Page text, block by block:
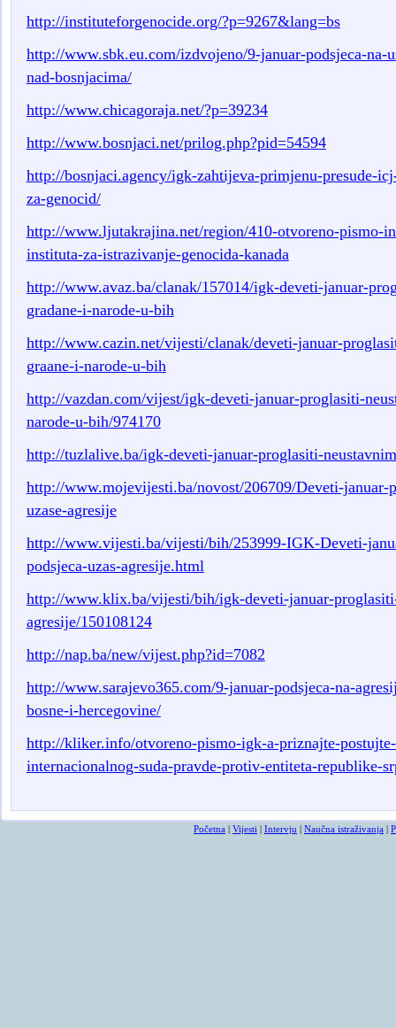
http://instituteforgenocide.org/?p=9267&lang=bs
http://www.sbk.eu.com/izdvojeno/9-januar-podsjeca-na-
nad-bosnjacima/
http://www.chicagoraja.net/?p=39234
http://www.bosnjaci.net/prilog.php?pid=54594
http://bosnjaci.agency/igk-zahtijeva-primjenu-presude-
za-genocid/
http://www.ljutakrajina.net/region/410-otvoreno-pismo-
instituta-za-istrazivanje-genocida-kanada
http://www.avaz.ba/clanak/157014/igk-deveti-januar-
gradane-i-narode-u-bih
http://www.cazin.net/vijesti/clanak/deveti-januar-
graane-i-narode-u-bih
http://vazdan.com/vijest/igk-deveti-januar-proglasiti-
narode-u-bih/974170
http://tuzlalive.ba/igk-deveti-januar-proglasiti-
http://www.mojevijesti.ba/novost/206709/Deveti-januar-
uzase-agresije
http://www.vijesti.ba/vijesti/bih/253999-IGK-Deveti-
podsjeca-uzas-agresije.html
http://www.klix.ba/vijesti/bih/igk-deveti-januar-
agresije/150108124
http://nap.ba/new/vijest.php?id=7082
http://www.sarajevo365.com/9-januar-podsjeca-na-
bosne-i-hercegovine/
http://kliker.info/otvoreno-pismo-igk-a-priznajte-
internacionalnog-suda-pravde-protiv-entiteta-republike-
Početna Vijesti Intervju Naučna istraživanja